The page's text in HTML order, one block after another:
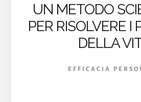
UN METODO
PER RISOLVERE I
DELLA
EFFICACIA